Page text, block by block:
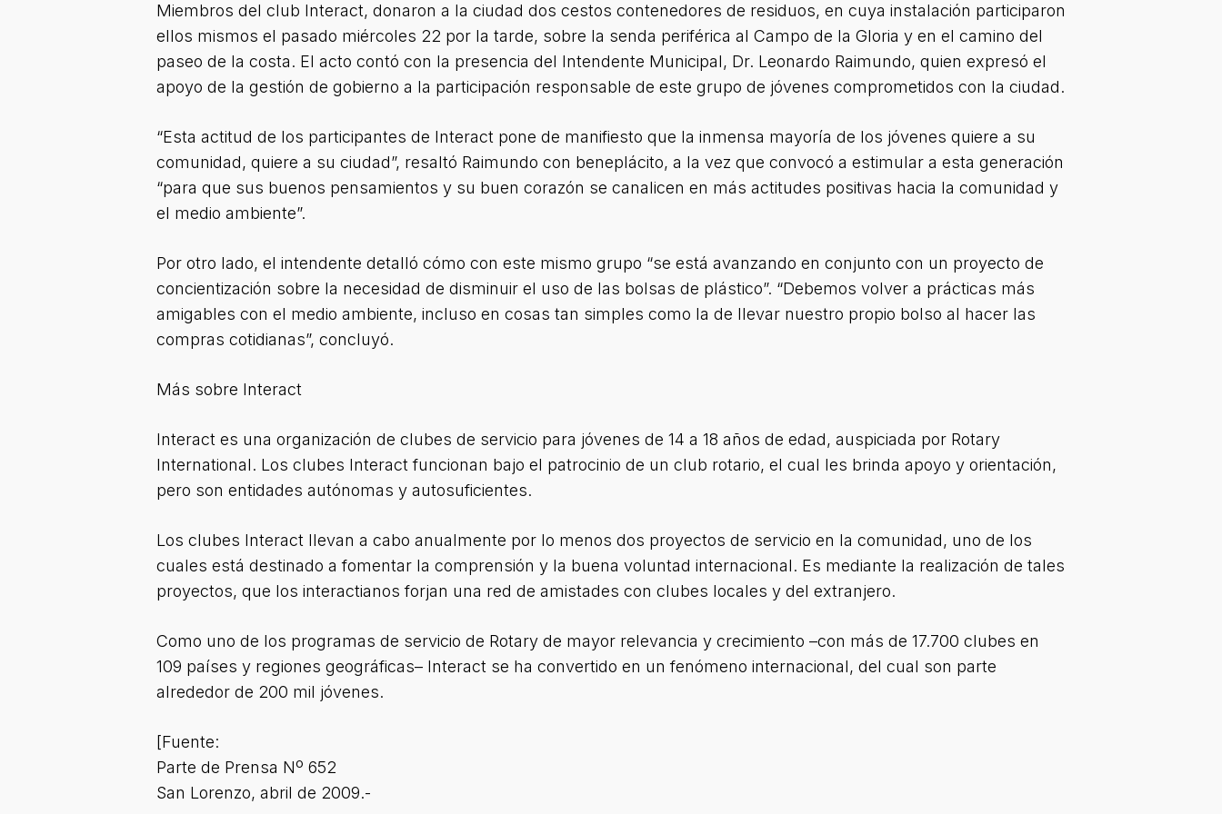
Miembros del club Interact, donaron a la ciudad dos cestos contenedores de residuos, en cuya instalación participaron
ellos mismos el pasado miércoles 22 por la tarde, sobre la senda periférica al Campo de la Gloria y en el camino del
paseo de la costa. El acto contó con la presencia del Intendente Municipal, Dr. Leonardo Raimundo, quien expresó el
apoyo de la gestión de gobierno a la participación responsable de este grupo de jóvenes comprometidos con la ciudad.
“Esta actitud de los participantes de Interact pone de manifiesto que la inmensa mayoría de los jóvenes quiere a su
comunidad, quiere a su ciudad”, resaltó Raimundo con beneplácito, a la vez que convocó a estimular a esta generación
“para que sus buenos pensamientos y su buen corazón se canalicen en más actitudes positivas hacia la comunidad y
el medio ambiente”.
Por otro lado, el intendente detalló cómo con este mismo grupo “se está avanzando en conjunto con un proyecto de
concientización sobre la necesidad de disminuir el uso de las bolsas de plástico”. “Debemos volver a prácticas más
amigables con el medio ambiente, incluso en cosas tan simples como la de llevar nuestro propio bolso al hacer las
compras cotidianas”, concluyó.
Más sobre Interact
Interact es una organización de clubes de servicio para jóvenes de 14 a 18 años de edad, auspiciada por Rotary
International. Los clubes Interact funcionan bajo el patrocinio de un club rotario, el cual les brinda apoyo y orientación,
pero son entidades autónomas y autosuficientes.
Los clubes Interact llevan a cabo anualmente por lo menos dos proyectos de servicio en la comunidad, uno de los
cuales está destinado a fomentar la comprensión y la buena voluntad internacional. Es mediante la realización de tales
proyectos, que los interactianos forjan una red de amistades con clubes locales y del extranjero.
Como uno de los programas de servicio de Rotary de mayor relevancia y crecimiento –con más de 17.700 clubes en
109 países y regiones geográficas– Interact se ha convertido en un fenómeno internacional, del cual son parte
alrededor de 200 mil jóvenes.
[Fuente:
Parte de Prensa Nº 652
San Lorenzo, abril de 2009.-